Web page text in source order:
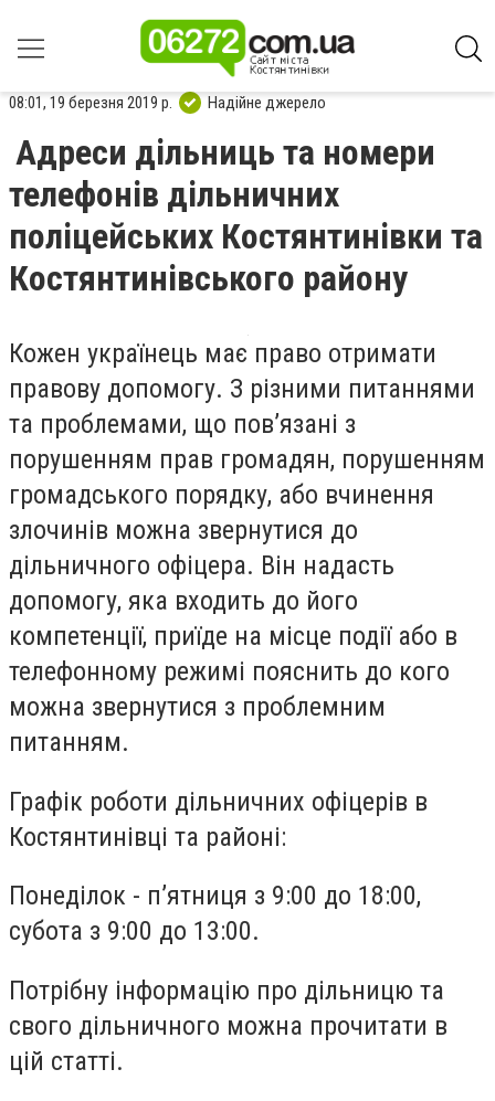
08:01, 19 березня 2019 р. Надійне джерело
Адреси дільниць та номери
телефонів дільничних
поліцейських Костянтинівки та
Костянтинівського району
Кожен українець має право отримати
правову допомогу. З різними питаннями
та проблемами, що пов’язані з
порушенням прав громадян, порушенням
громадського порядку, або вчинення
злочинів можна звернутися до
дільничного офіцера. Він надасть
допомогу, яка входить до його
компетенції, приїде на місце події або в
телефонному режимі пояснить до кого
можна звернутися з проблемним
питанням.
Графік роботи дільничних офіцерів в
Костянтинівці та районі:
Понеділок - п’ятниця з 9:00 до 18:00,
субота з 9:00 до 13:00.
Потрібну інформацію про дільницю та
свого дільничного можна прочитати в
цій статті.